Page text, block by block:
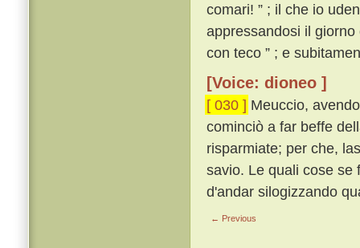
comari! ” ; il che io
appressandosi il
con teco ” ; e
[Voice: dioneo ]
[ 030 ] Meuccio,
cominciò a far beffe
risparmiate; per che,
savio. Le quali cose se
d'andar silogizzando
← Previous